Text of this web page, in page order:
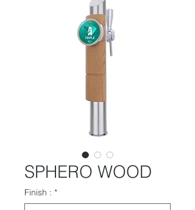
SPHERO WOOD
Finish : *